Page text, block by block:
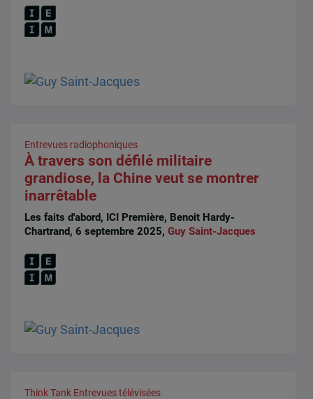
Entrevues radiophoniques
À travers son défilé militaire
grandiose, la Chine veut se montrer
inarrêtable
Les faits d'abord, ICI Première, Benoit Hardy-
Chartrand, 6 septembre 2025,Guy Saint-Jacques
Think Tank Entrevues télévisées